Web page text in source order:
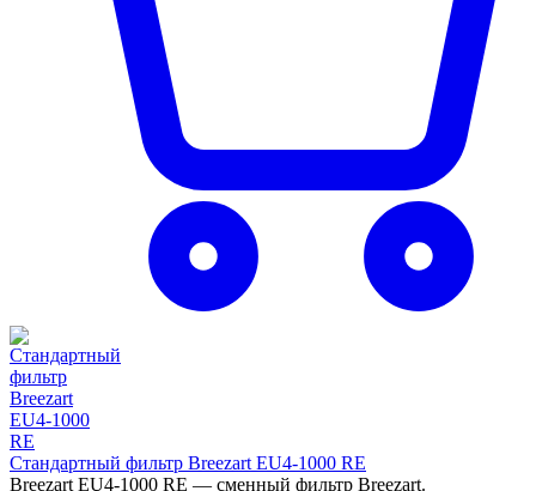
Стандартный фильтр Breezart EU4-1000 RE
Breezart EU4-1000 RE — сменный фильтр Breezart.